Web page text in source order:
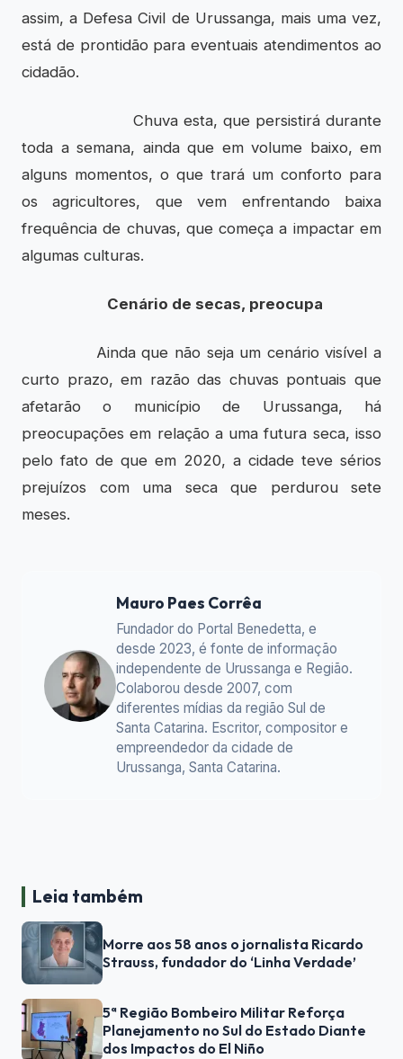
assim, a Defesa Civil de Urussanga, mais uma vez,
está de prontidão para eventuais atendimentos ao
cidadão.
Chuva esta, que persistirá durante
toda a semana, ainda que em volume baixo, em
alguns momentos, o que trará um conforto para
os agricultores, que vem enfrentando baixa
frequência de chuvas, que começa a impactar em
algumas culturas.
Cenário de secas, preocupa
Ainda que não seja um cenário visível a
curto prazo, em razão das chuvas pontuais que
afetarão o município de Urussanga, há
preocupações em relação a uma futura seca, isso
pelo fato de que em 2020, a cidade teve sérios
prejuízos com uma seca que perdurou sete
meses.
Mauro Paes Corrêa
Fundador do Portal Benedetta, e
desde 2023, é fonte de informação
independente de Urussanga e Região.
Colaborou desde 2007, com
diferentes mídias da região Sul de
Santa Catarina. Escritor, compositor e
empreendedor da cidade de
Urussanga, Santa Catarina.
Leia também
Morre aos 58 anos o jornalista Ricardo
Strauss, fundador do ‘Linha Verdade’
5ª Região Bombeiro Militar Reforça
Planejamento no Sul do Estado Diante
dos Impactos do El Niño